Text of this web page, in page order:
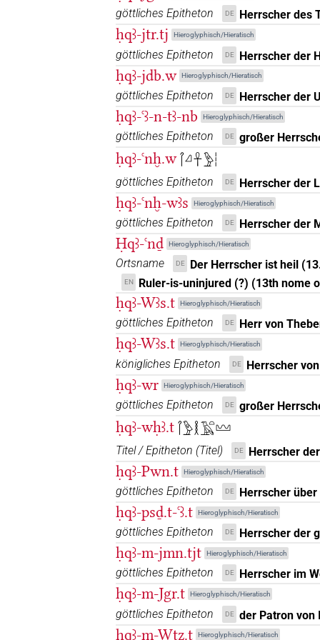
𓋾𓈎𓊹 | 1× N.m:sg (1)
𓋾𓈎𓊹𓏥 | 1× N.m:pl (1)
𓋾𓈎𓏏 | 3× N.m(infl. unedited) (1,2,3) | 1×
𓋾𓈎𓏏𓏛 | 1× N.m(infl. unedited) (1) | 1×
𓋾𓈎𓏛
𓋾𓈎𓏛𓀀 | 3× N.m:sg (1,2,3)
𓋾𓈎𓏝 | 1× N.m:sg (1)
𓋾𓈎𓏝𓀭 | 1× (1 )
𓋾𓈎𓏤 | 1× N.m(infl. unedited) (1)
𓋾𓈎𓏥 | 3× N.m:pl (1,2,3)
𓋾𓈎𓏭𓏭𓏛 | 1× (1
𓋾𓈎𓏲𓏏𓉐𓀀𓏥 | 1× N.m:pl (1)
𓋾𓈎𓕓 | 1× N.m:sg:stc (1)
𓋾𓈎𓕝var | 1× N.m:sg (1)
𓋾𓈎𓙛 | 1× N.m:sg (1)
𓋾𓈎𓙳 | 1× N.m:sg:stc (1)
𓋾𓈎𓚵 | 1× 1)
𓋾𓋾𓋾 | 7× N.m:pl (1 2,3 ,4,5,6,7)
göttliches Epitheton DE Herrscher des
ḥqꜣ-jtr.tj Hieroglyphisch/Hieratisch
göttliches Epitheton DE Herrscher der
ḥqꜣ-jdb.w Hieroglyphisch/Hieratisch
göttliches Epitheton DE Herrscher der
ḥqꜣ-ꜥꜣ-n-tꜣ-nb Hieroglyphisch/Hieratisch
göttliches Epitheton DE großer
ḥqꜣ-ꜥnḫ.w𓋾𓈎𓋹𓅱𓏪
göttliches Epitheton DE Herrscher der
ḥqꜣ-ꜥnḫ-wꜣs Hieroglyphisch/Hieratisch
göttliches Epitheton DE Herrscher der
Ḥqꜣ-ꜥnḏ Hieroglyphisch/Hieratisch
Ortsname DE Der Herrscher ist heil
EN Ruler-is-uninjured (?) (13th nome
ḥqꜣ-Wꜣs.t Hieroglyphisch/Hieratisch
göttliches Epitheton DE Herr von
ḥqꜣ-Wꜣs.t Hieroglyphisch/Hieratisch
königliches Epitheton DE Herrscher
ḥqꜣ-wr Hieroglyphisch/Hieratisch
göttliches Epitheton DE großer
ḥqꜣ-wḥꜣ.t𓋾𓅱𓎛𓄿𓏏𓈉
Titel / Epitheton (Titel) DE Herrscher
ḥqꜣ-Pwn.t Hieroglyphisch/Hieratisch
göttliches Epitheton DE Herrscher über
ḥqꜣ-psḏ.t-ꜥꜣ.t Hieroglyphisch/Hieratisch
göttliches Epitheton DE Herrscher der
ḥqꜣ-m-jmn.tjt Hieroglyphisch/Hieratisch
göttliches Epitheton DE Herrscher im
ḥqꜣ-m-Jgr.t Hieroglyphisch/Hieratisch
göttliches Epitheton DE der Patron von
ḥqꜣ-m-Wṯz.t Hieroglyphisch/Hieratisch